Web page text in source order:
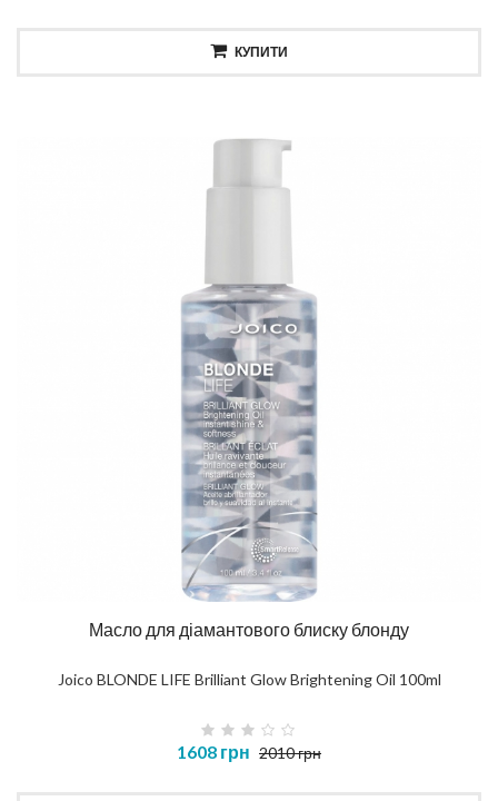
КУПИТИ
Масло для діамантового блиску блонду
Joico BLONDE LIFE Brilliant Glow Brightening Oil 100ml
1608 грн 2010 грн